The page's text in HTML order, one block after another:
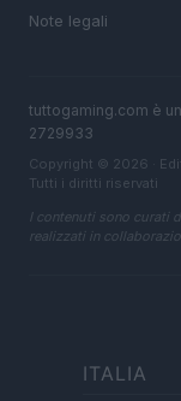
Note legali
tuttogaming.com è
2729933
Copyright © 2026 ·
Tutti i diritti riservati
I contenuti sono curati
realizzati in
ITALIA